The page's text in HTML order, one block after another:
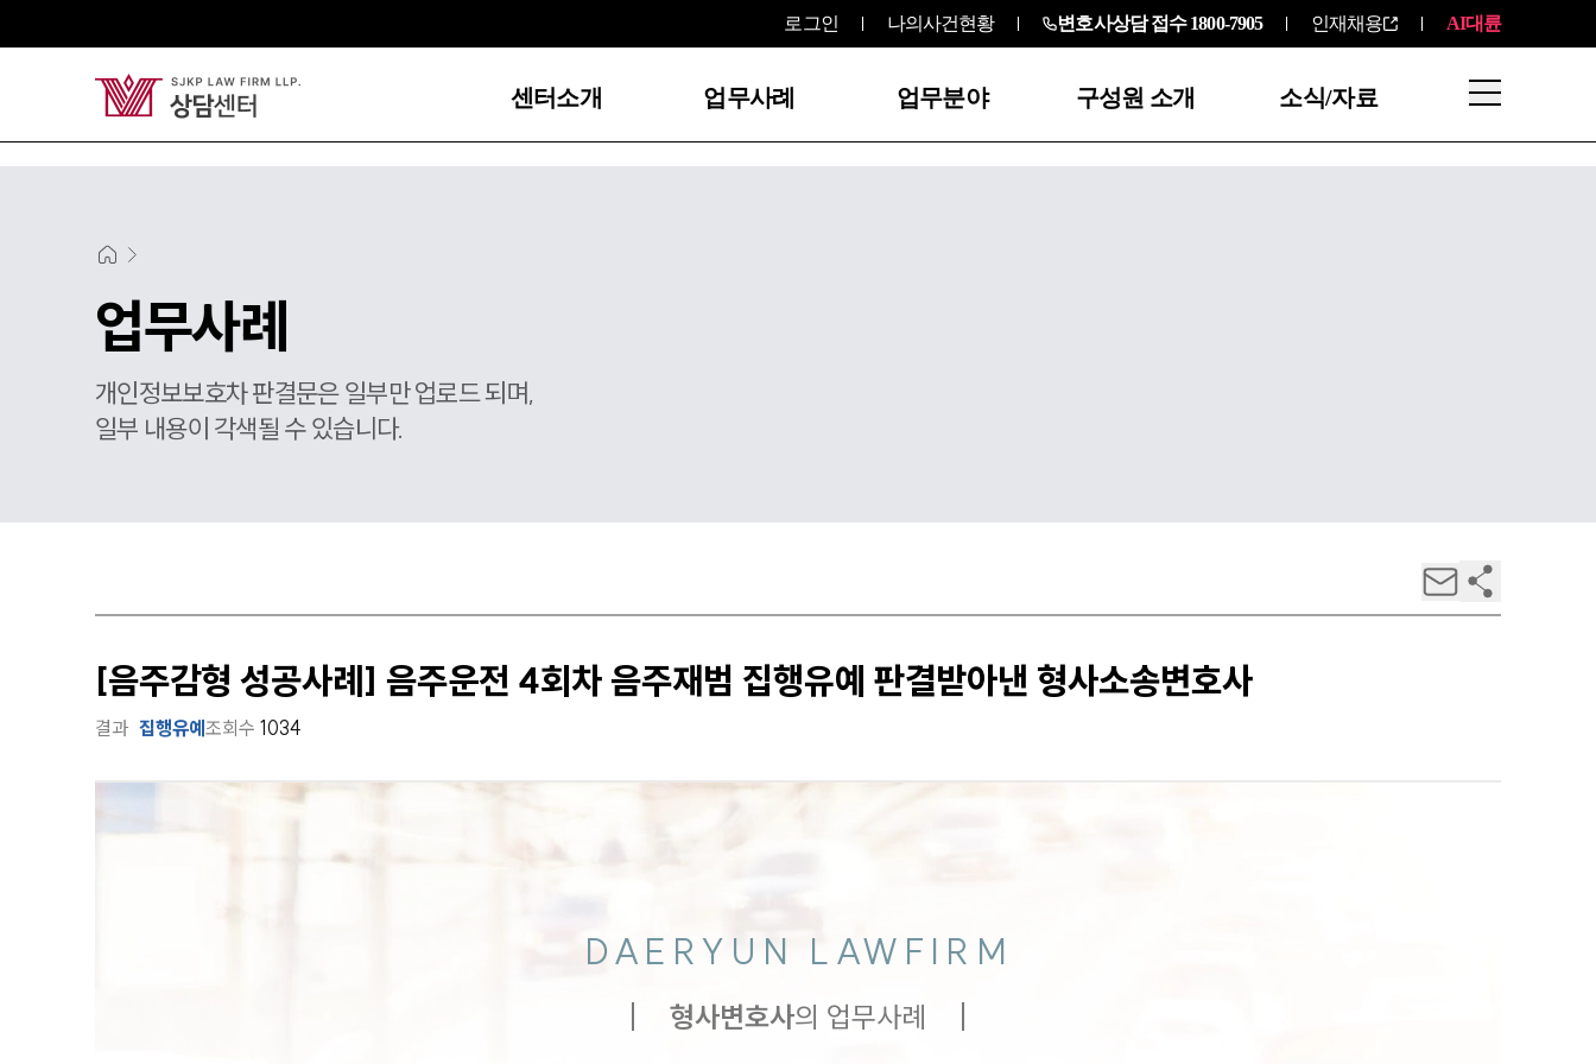
로그인 나의사건현황 변호사상담 접수 1800-7905 인재채용 AI대륜
센터소개 업무사례 업무분야 구성원 소개 소식/자료
업무사례
개인정보보호차 판결문은 일부만 업로드 되며,
일부 내용이 각색될 수 있습니다.
[음주감형 성공사례] 음주운전 4회차 음주재범 집행유예 판결받아낸 형사소송변호사
결과 집행유예 조회수 1034
DAERYUN LAWFIRM
형사변호사의 업무사례